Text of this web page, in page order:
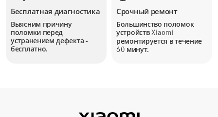
Бесплатная диагностика
Выясним причину
поломки перед
устранением дефекта -
бесплатно.
Срочный ремонт
Большинство поломок
устройствXiaomi
ремонтируется в течение
60 минут.